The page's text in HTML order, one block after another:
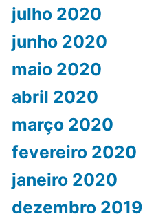
julho 2020
junho 2020
maio 2020
abril 2020
março 2020
fevereiro 2020
janeiro 2020
dezembro 2019